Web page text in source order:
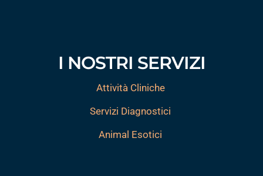
I NOSTRI SERVIZI
Attività Cliniche
Servizi Diagnostici
Animal Esotici